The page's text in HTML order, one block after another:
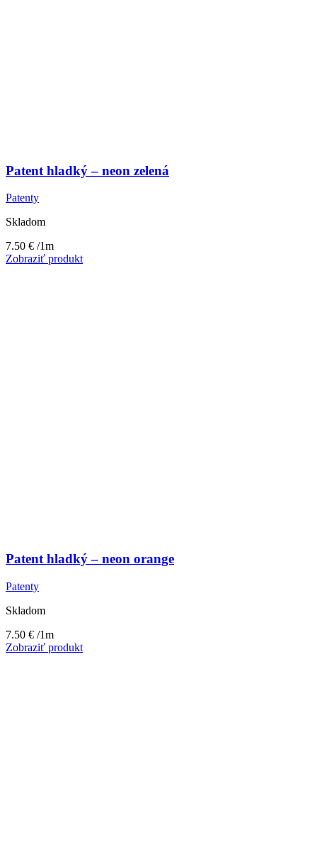
Patent hladký – neon zelená
Patenty
Skladom
7.50 € /1m
Zobraziť produkt
Patent hladký – neon orange
Patenty
Skladom
7.50 € /1m
Zobraziť produkt